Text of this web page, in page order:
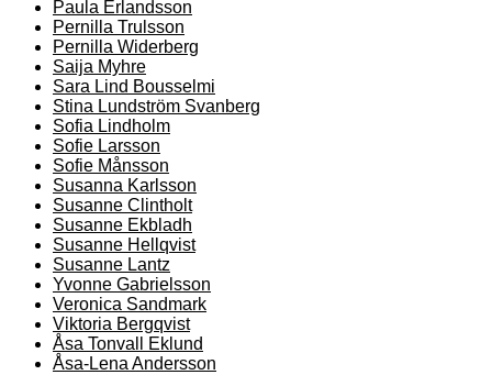
Paula Erlandsson
Pernilla Trulsson
Pernilla Widerberg
Saija Myhre
Sara Lind Bousselmi
Stina Lundström Svanberg
Sofia Lindholm
Sofie Larsson
Sofie Månsson
Susanna Karlsson
Susanne Clintholt
Susanne Ekbladh
Susanne Hellqvist
Susanne Lantz
Yvonne Gabrielsson
Veronica Sandmark
Viktoria Bergqvist
Åsa Tonvall Eklund
Åsa-Lena Andersson